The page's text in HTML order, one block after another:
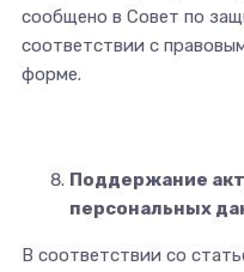
сообщено в Совет по
соответствии с
форме.
Поддержание
персональных
В соответствии со